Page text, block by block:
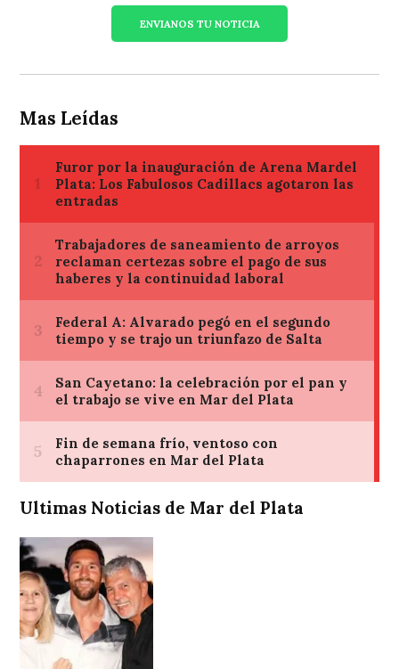
ENVIANOS TU NOTICIA
Mas Leídas
Ultimas Noticias de Mar del Plata